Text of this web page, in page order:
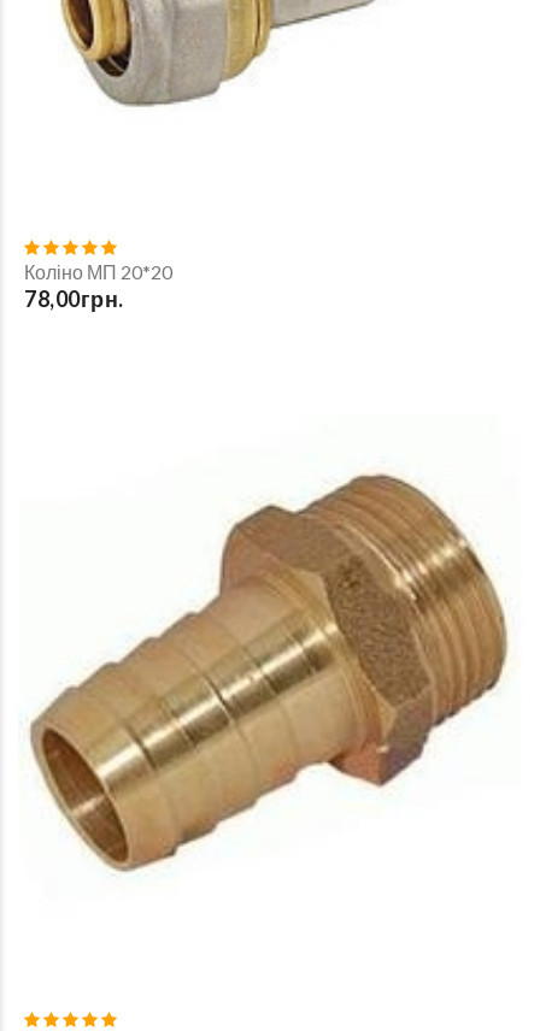
Коліно МП 20*20
78,00грн.